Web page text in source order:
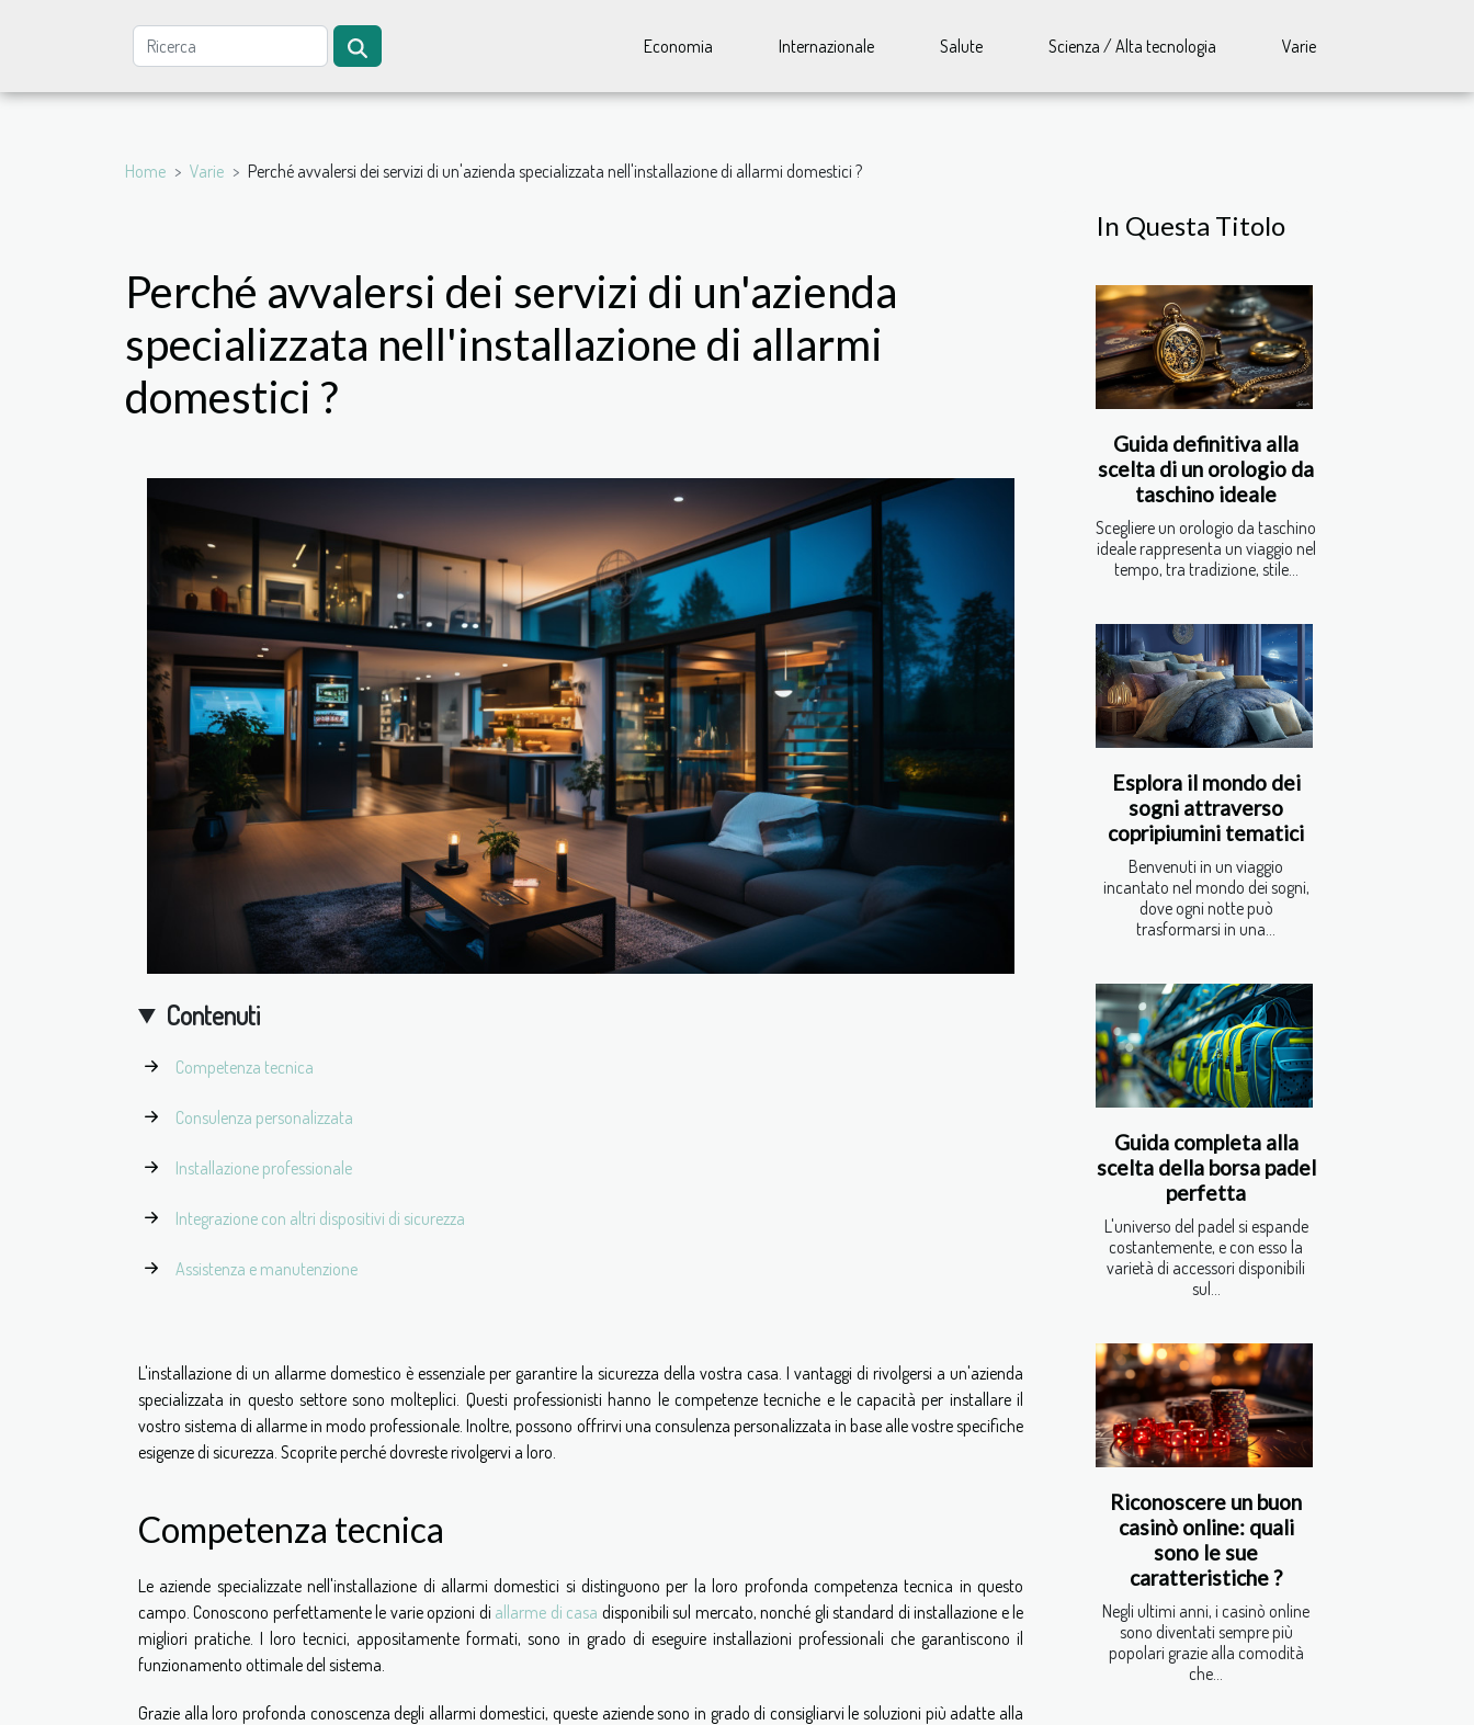
Economia Internazionale Salute Scienza / Alta tecnologia Varie
Home Varie Perché avvalersi dei servizi di un'azienda specializzata nell'installazione di allarmi domestici ?
Perché avvalersi dei servizi di un'azienda
specializzata nell'installazione di allarmi
domestici ?
Contenuti
Competenza tecnica
Consulenza personalizzata
Installazione professionale
Integrazione con altri dispositivi di sicurezza
Assistenza e manutenzione
L'installazione di un allarme domestico è essenziale per garantire la sicurezza della vostra casa. I vantaggi di rivolgersi a un'azienda
specializzata in questo settore sono molteplici. Questi professionisti hanno le competenze tecniche e le capacità per installare il
vostro sistema di allarme in modo professionale. Inoltre, possono offrirvi una consulenza personalizzata in base alle vostre specifiche
esigenze di sicurezza. Scoprite perché dovreste rivolgervi a loro.
Competenza tecnica
Le aziende specializzate nell'installazione di allarmi domestici si distinguono per la loro profonda competenza tecnica in questo
campo. Conoscono perfettamente le varie opzioni di allarme di casa disponibili sul mercato, nonché gli standard di installazione e le
migliori pratiche. I loro tecnici, appositamente formati, sono in grado di eseguire installazioni professionali che garantiscono il
funzionamento ottimale del sistema.
Grazie alla loro profonda conoscenza degli allarmi domestici, queste aziende sono in grado di consigliarvi le soluzioni più adatte alla
In Questa Titolo
Guida definitiva alla
scelta di un orologio da
taschino ideale
Scegliere un orologio da taschino
ideale rappresenta un viaggio nel
tempo, tra tradizione, stile...
Esplora il mondo dei
sogni attraverso
copripiumini tematici
Benvenuti in un viaggio
incantato nel mondo dei sogni,
dove ogni notte può
trasformarsi in una...
Guida completa alla
scelta della borsa padel
perfetta
L'universo del padel si espande
costantemente, e con esso la
varietà di accessori disponibili
sul...
Riconoscere un buon
casinò online: quali
sono le sue
caratteristiche ?
Negli ultimi anni, i casinò online
sono diventati sempre più
popolari grazie alla comodità
che...